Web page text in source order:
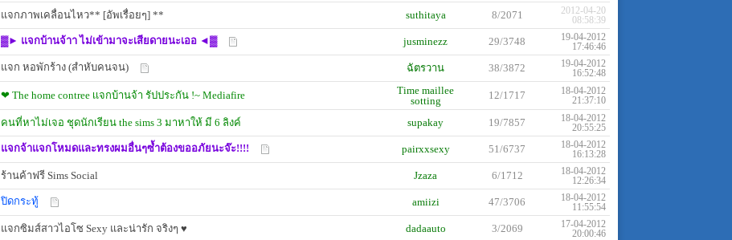
แจกภาพเคลื่อนไหว** [อัพเรื่อยๆ] ** suthitaya 8/2071
2012-04-20
08:58:39
▓► แจกบ้านจ้าา ไม่เข้ามาจะเสียดายนะเออ ◄▓ jusminezz 29/3748
19-04-2012
17:46:46
แจก หอพักร้าง (สำหับคนจน) ฉัตรวาน 38/3872
19-04-2012
16:52:48
❤ The home contree เเจกบ้านจ้า รัปประกัน !~ Mediafire
Time maillee
sotting
12/1717
18-04-2012
21:37:10
คนที่หาไม่เจอ ชุดนักเรียน the sims 3 มาหาให้ มี 6 ลิงค์ supakay 19/7857
18-04-2012
20:55:25
แจกจ้าแจกโหมดและทรงผมอื่นๆซ้ำต้องขออภัยนะจ๊ะ!!!! pairxxsexy 51/6737
18-04-2012
16:13:28
ร้านค้าฟรี Sims Social Jzaza 6/1712
18-04-2012
12:26:34
ปิดกระทู้ amiizi 47/3706
18-04-2012
11:55:54
แจกซิมส์สาวไอโซ Sexy และน่ารัก จริงๆ ♥ dadaauto 3/2069
17-04-2012
20:00:46